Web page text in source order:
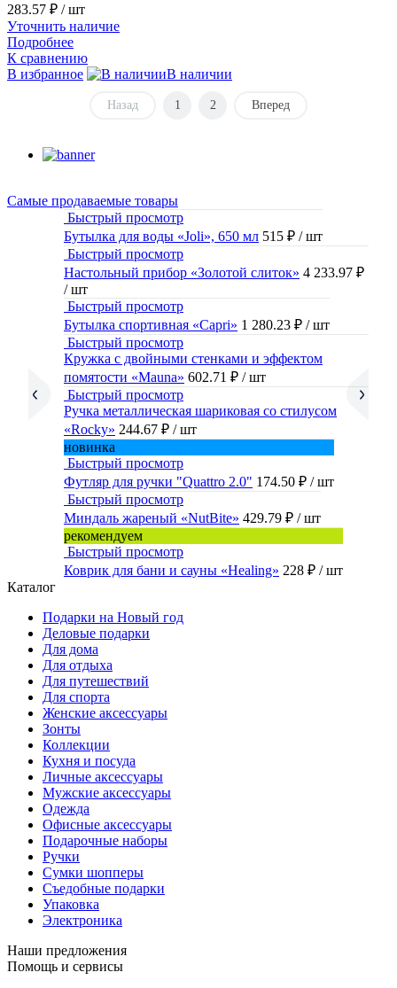
283.57 ₽ / шт
Уточнить наличие
Подробнее
К сравнению
В избранное
В наличии
Назад 1 2 Вперед
Самые продаваемые товары
Быстрый просмотр
Бутылка для воды «Joli», 650 мл 515 ₽ / шт
Быстрый просмотр
Настольный прибор «Золотой слиток» 4 233.97 ₽
/ шт
Быстрый просмотр
Бутылка спортивная «Capri» 1 280.23 ₽ / шт
Быстрый просмотр
Кружка с двойными стенками и эффектом
помятости «Mauna» 602.71 ₽ / шт
Быстрый просмотр
Ручка металлическая шариковая со стилусом
«Rocky» 244.67 ₽ / шт
новинка
Быстрый просмотр
Футляр для ручки "Quattro 2.0" 174.50 ₽ / шт
Быстрый просмотр
Миндаль жареный «NutBite» 429.79 ₽ / шт
рекомендуем
Быстрый просмотр
Коврик для бани и сауны «Healing» 228 ₽ / шт
Каталог
Подарки на Новый год
Деловые подарки
Для дома
Для отдыха
Для путешествий
Для спорта
Женские аксессуары
Зонты
Коллекции
Кухня и посуда
Личные аксессуары
Мужские аксессуары
Одежда
Офисные аксессуары
Подарочные наборы
Ручки
Сумки шопперы
Съедобные подарки
Упаковка
Электроника
Наши предложения
Помощь и сервисы